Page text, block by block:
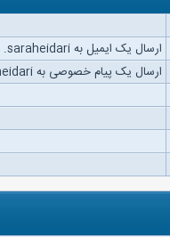
ارسال یک ایمیل به saraheidari.
ارسال یک پیام خصوصی به saraheidari.